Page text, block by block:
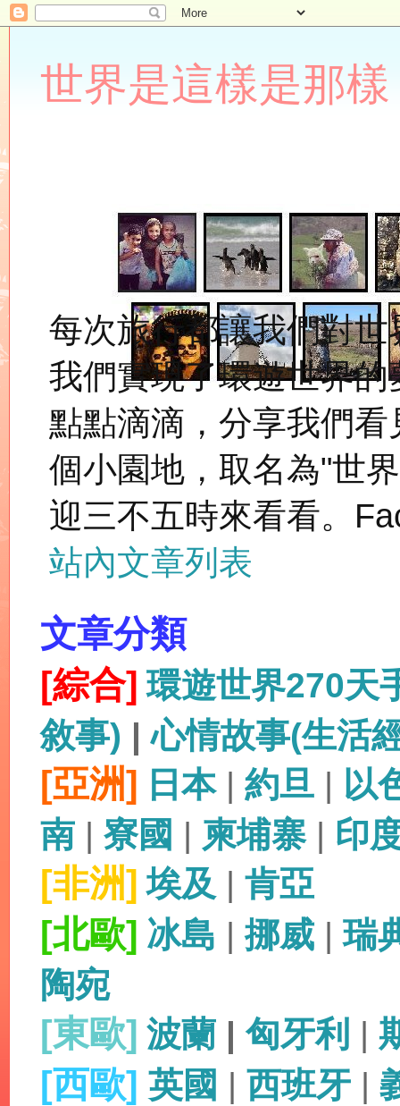
世界是這樣是那樣
每次旅行都讓我們對
我們實現了環遊世界
點點滴滴，分享我們
個小園地，取名為"世
迎三不五時來看看。
站內文章列表
文章分類
[綜合] 環遊世界270天
敘事) |心情故事(生活
[亞洲] 日本| 約旦 | 以
南 | 寮國 | 柬埔寨| 印
[非洲] 埃及 | 肯亞
[北歐] 冰島 |挪威 |瑞
陶宛
[東歐] 波蘭 | 匈牙利 |
[西歐] 英國 | 西班牙 |